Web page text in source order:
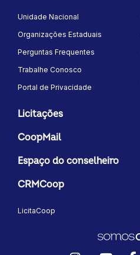
Unidade Nacional
Organizações Estaduais
Perguntas Frequentes
Trabalhe Conosco
Portal de Privacidade
Licitações
CoopMail
Espaço do conselheiro
CRMCoop
LicitaCoop